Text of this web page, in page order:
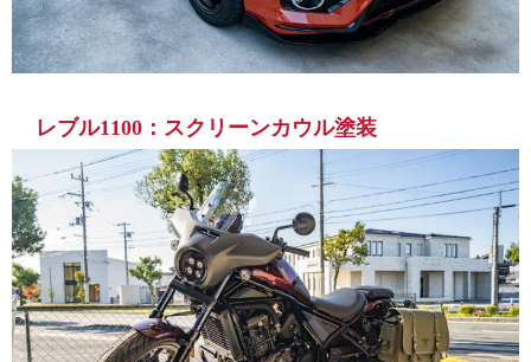
レブル1100：スクリーンカウル塗装